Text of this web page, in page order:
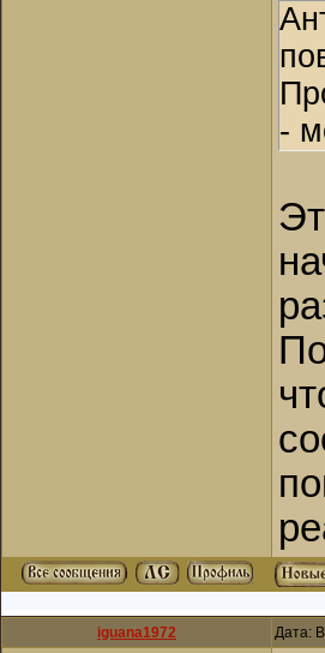
-
iguana1972 Дата: